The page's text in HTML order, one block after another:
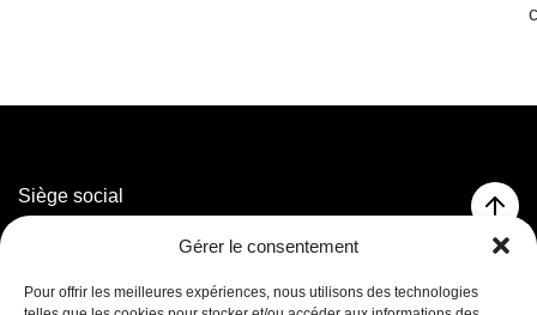
Gérer le consentement
Pour offrir les meilleures expériences, nous utilisons des technologies
Siège social
3320 rue Marconi,
Mascouche, QC J7K 3N6
T. 514 593-5755
T. 1 800 625-5755 (Sans frais)